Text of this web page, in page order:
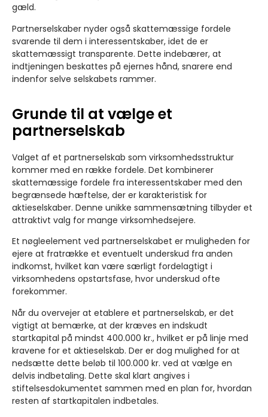
gæld.
Partnerselskaber nyder også skattemæssige fordele
svarende til dem i interessentskaber, idet de er
skattemæssigt transparente. Dette indebærer, at
indtjeningen beskattes på ejernes hånd, snarere end
indenfor selve selskabets rammer.
Grunde til at vælge et
partnerselskab
Valget af et partnerselskab som virksomhedsstruktur
kommer med en række fordele. Det kombinerer
skattemæssige fordele fra interessentskaber med den
begrænsede hæftelse, der er karakteristisk for
aktieselskaber. Denne unikke sammensætning tilbyder et
attraktivt valg for mange virksomhedsejere.
Et nøgleelement ved partnerselskabet er muligheden for
ejere at fratrække et eventuelt underskud fra anden
indkomst, hvilket kan være særligt fordelagtigt i
virksomhedens opstartsfase, hvor underskud ofte
forekommer.
Når du overvejer at etablere et partnerselskab, er det
vigtigt at bemærke, at der kræves en indskudt
startkapital på mindst 400.000 kr., hvilket er på linje med
kravene for et aktieselskab. Der er dog mulighed for at
nedsætte dette beløb til 100.000 kr. ved at vælge en
delvis indbetaling. Dette skal klart angives i
stiftelsesdokumentet sammen med en plan for, hvordan
resten af startkapitalen indbetales.